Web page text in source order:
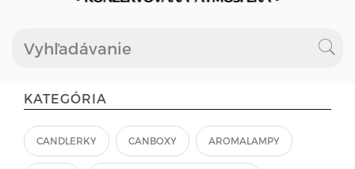
KATEGÓRIA
CANDLERKY CANBOXY AROMALAMPY